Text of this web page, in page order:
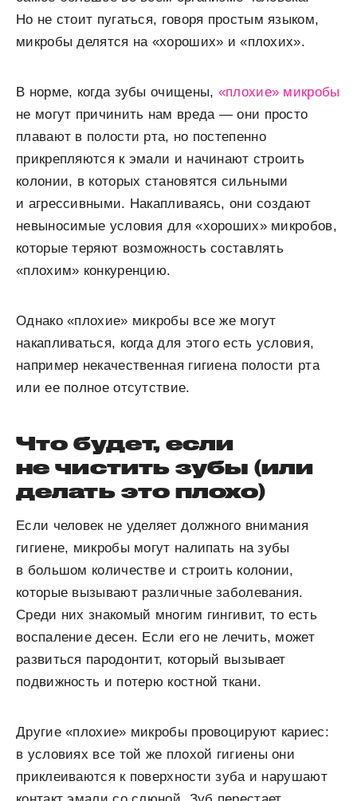
Но не стоит пугаться, говоря простым языком,
микробы делятся на «хороших» и «плохих».
В норме, когда зубы очищены, «плохие» микробы
не могут причинить нам вреда — они просто
плавают в полости рта, но постепенно
прикрепляются к эмали и начинают строить
колонии, в которых становятся сильными
и агрессивными. Накапливаясь, они создают
невыносимые условия для «хороших» микробов,
которые теряют возможность составлять
«плохим» конкуренцию.
Однако «плохие» микробы все же могут
накапливаться, когда для этого есть условия,
например некачественная гигиена полости рта
или ее полное отсутствие.
Что будет, если
не чистить зубы (или
делать это плохо)
Если человек не уделяет должного внимания
гигиене, микробы могут налипать на зубы
в большом количестве и строить колонии,
которые вызывают различные заболевания.
Среди них знакомый многим гингивит, то есть
воспаление десен. Если его не лечить, может
развиться пародонтит, который вызывает
подвижность и потерю костной ткани.
Другие «плохие» микробы провоцируют кариес:
в условиях все той же плохой гигиены они
приклеиваются к поверхности зуба и нарушают